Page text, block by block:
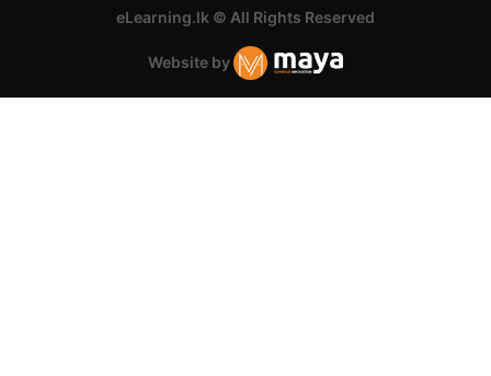
eLearning.lk © All Rights Reserved
Website by